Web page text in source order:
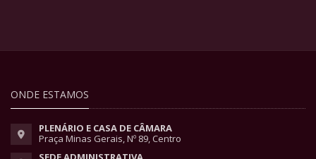
ONDE ESTAMOS
PLENÁRIO E CASA DE CÂMARA
Praça Minas Gerais, Nº 89, Centro